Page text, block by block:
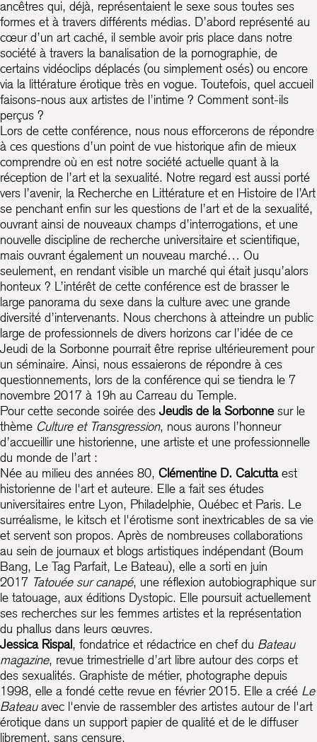
ancêtres qui, déjà, représentaient le sexe sous toutes ses
formes et à travers différents médias. D’abord représenté au
cœur d’un art caché, il semble avoir pris place dans notre
société à travers la banalisation de la pornographie, de
certains vidéoclips déplacés (ou simplement osés) ou encore
via la littérature érotique très en vogue. Toutefois, quel accueil
faisons-nous aux artistes de l’intime ? Comment sont-ils
perçus ?
Lors de cette conférence, nous nous efforcerons de répondre
à ces questions d’un point de vue historique afin de mieux
comprendre où en est notre société actuelle quant à la
réception de l’art et la sexualité. Notre regard est aussi porté
vers l’avenir, la Recherche en Littérature et en Histoire de l’Art
se penchant enfin sur les questions de l’art et de la sexualité,
ouvrant ainsi de nouveaux champs d’interrogations, et une
nouvelle discipline de recherche universitaire et scientifique,
mais ouvrant également un nouveau marché… Ou
seulement, en rendant visible un marché qui était jusqu’alors
honteux ? L’intérêt de cette conférence est de brasser le
large panorama du sexe dans la culture avec une grande
diversité d’intervenants. Nous cherchons à atteindre un public
large de professionnels de divers horizons car l’idée de ce
Jeudi de la Sorbonne pourrait être reprise ultérieurement pour
un séminaire. Ainsi, nous essaierons de répondre à ces
questionnements, lors de la conférence qui se tiendra le 7
novembre 2017 à 19h au Carreau du Temple.
Pour cette seconde soirée desJeudis de la Sorbonnesur le
thème Culture et Transgression, nous aurons l’honneur
d’accueillir une historienne, une artiste et une professionnelle
du monde de l’art :
Née au milieu des années 80, Clémentine D. Calcuttaest
historienne de l'art et auteure. Elle a fait ses études
universitaires entre Lyon, Philadelphie, Québec et Paris. Le
surréalisme, le kitsch et l'érotisme sont inextricables de sa vie
et servent son propos. Après de nombreuses collaborations
au sein de journaux et blogs artistiques indépendant (Boum
Bang, Le Tag Parfait, Le Bateau), elle a sorti en juin
2017 Tatouée sur canapé, une réflexion autobiographique sur
le tatouage, aux éditions Dystopic. Elle poursuit actuellement
ses recherches sur les femmes artistes et la représentation
du phallus dans leurs œuvres.
Jessica Rispal, fondatrice et rédactrice en chef du Bateau
magazine, revue trimestrielle d’art libre autour des corps et
des sexualités. Graphiste de métier, photographe depuis
1998, elle a fondé cette revue en février 2015. Elle a créé Le
Bateauavec l'envie de rassembler des artistes autour de l'art
érotique dans un support papier de qualité et de le diffuser
librement, sans censure.